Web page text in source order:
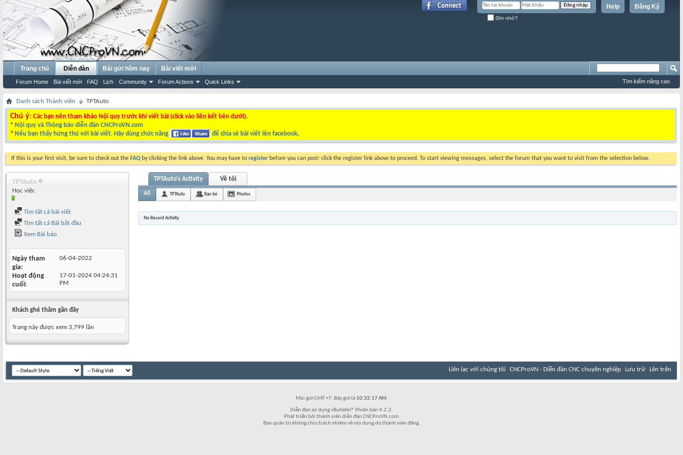
Đăng Ký
Help
Ghi nhớ?
Trang chủ Diễn đàn
Forum Home Bài viết mới FAQ Lịch Community Forum Actions Quick Links
Bài gửi hôm nay Bài viết mới
Tìm kiếm nâng cao
Danh sách Thành viên TPTAuto
Chú ý: Các bạn nên tham khảo Nội quy trước khi viết bài (click vào liên kết bên dưới).
* Nội quy và Thông báo diễn đàn CNCProVN.com
* Nếu bạn thấy hứng thú với bài viết. Hãy dùng chức năng để chia sẻ bài viết lên facebook.
If this is your first visit, be sure to check out the FAQ by clicking the link above. You may have to register before you can post: click the register link above to proceed. To start viewing messages, select the forum that you want to visit from the selection below.
TPTAuto
Học việc
Tìm tất cả bài viết
Tìm tất cả Bài bắt đầu
Xem Bài báo
Ngày tham
gia
06-04-2022
Hoạt động
cuối
17-01-2024 04:24:31
PM
Khách ghé thăm gần đây
Trang này được xem 3,799 lần
TPTAuto's Activity Về tôi
All TPTAuto Bạn bè Photos
No Recent Activity
Liên lạc với chúng tôi CNCProVN - Diễn đàn CNC chuyên nghiệp Lưu trữ Lên trên
Múi giờ GMT +7. Bây giờ là 10:32:17 AM.
Diễn đàn sử dụng vBulletin® Phiên bản 4.2.3.
Phát triển bởi thành viên diễn đàn CNCProVN.com
Ban quản trị không chịu trách nhiệm về nội dung do thành viên đăng.